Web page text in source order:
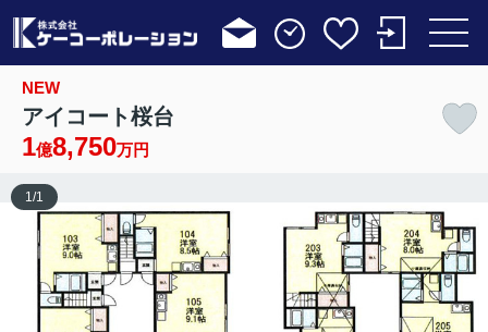
NEW
アイコート桜台
1億8,750万円
1 /1